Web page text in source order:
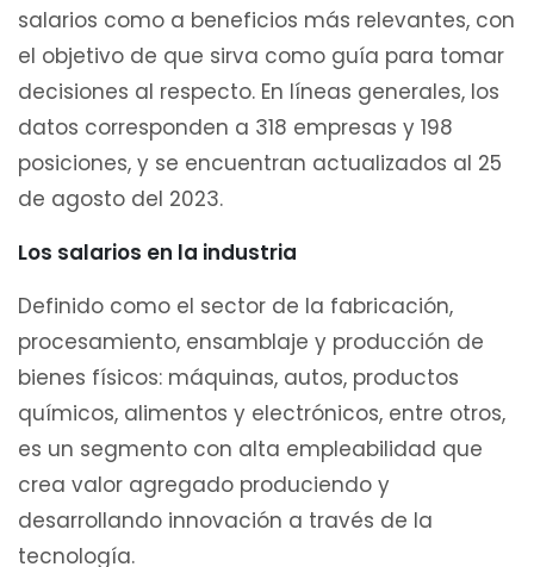
salarios como a beneficios más relevantes, con
el objetivo de que sirva como guía para tomar
decisiones al respecto. En líneas generales, los
datos corresponden a 318 empresas y 198
posiciones, y se encuentran actualizados al 25
de agosto del 2023.
Los salarios en la industria
Definido como el sector de la fabricación,
procesamiento, ensamblaje y producción de
bienes físicos: máquinas, autos, productos
químicos, alimentos y electrónicos, entre otros,
es un segmento con alta empleabilidad que
crea valor agregado produciendo y
desarrollando innovación a través de la
tecnología.